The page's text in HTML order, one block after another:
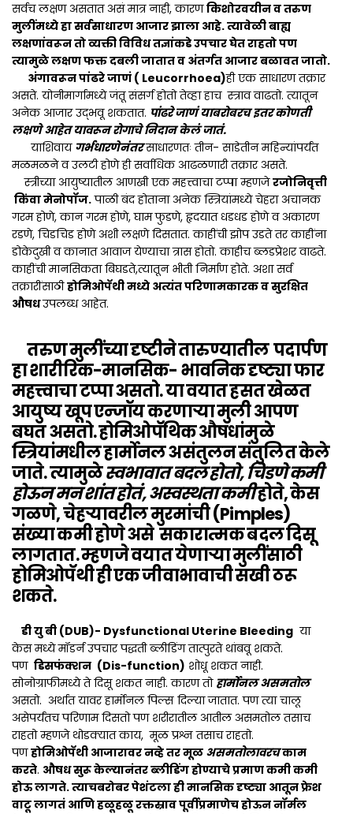
सर्वच लक्षण असतात असं मात्र नाही, कारणकिशोरवयीन व तरुण
मुलींमध्ये हा सर्वसाधारण आजार झाला आहे. त्यावेळी बाह्य
लक्षणांवरून तो व्यक्ती विविध तज्ञांकडे उपचार घेत राहतो पण
त्यामुळे लक्षण फक्त दबली जातात व अंतर्गत आजार बळावत जातो.
अंगावरून पांढरे जाणं ( Leucorrhoea)ही एक साधारण तक्रार
असते. योनीमार्गामध्ये जंतू संसर्ग होतो तेव्हा हाच स्त्राव वाढतो. त्यातून
अनेक आजार उद्भवू शकतात. पांढरे जाणं याबरोबरच इतर कोणती
लक्षणे आहेत यावरून रोगाचे निदान केलं जातं.
याशिवाय गर्भधारणेनंतर साधारणतः तीन- साडेतीन महिन्यांपर्यंत
मळमळने व उलटी होणे ही सर्वाधिक आढळणारी तक्रार असते.
स्त्रीच्या आयुष्यातील आणखी एक महत्त्वाचा टप्पा म्हणजेरजोनिवृत्ती
किंवा मेनोपॉज.पाळी बंद होताना अनेक स्त्रियांमध्ये चेहरा अचानक
गरम होणे, कान गरम होणे, घाम फुडणे, हृदयात धडधड होणे व अकारण
रडणे, चिडचिड होणे अशी लक्षणे दिसतात. काहींची झोप उडते तर काहींना
डोकेदुखी व कानात आवाज येण्याचा त्रास होतो. काहीच ब्लडप्रेशर वाढते.
काहींची मानसिकता बिघडते,त्यातून भीती निर्माण होते. अशा सर्व
तक्रारींसाठीहोमिओपॅथी मध्ये अत्यंत परिणामकारक व सुरक्षित
औषधउपलब्ध आहेत.
तरुण मुलींच्या दृष्टीने तारुण्यातील पदार्पण
हा शारीरिक-मानसिक- भावनिक दृष्ट्या फार
महत्त्वाचा टप्पा असतो. या वयात हसत खेळत
आयुष्य खूप एन्जॉय करणाऱ्या मुली आपण
बघत असतो. होमिओपॅथिक औषधांमुळे
स्त्रियांमधील हार्मोनल असंतुलन संतुलित केले
जाते. त्यामुळेस्वभावात बदल होतो, चिडणे कमी
होऊन मन शांत होतं, अस्वस्थता कमीहोते, केस
गळणे, चेहऱ्यावरील मुरमांची (Pimples)
संख्या कमी होणे असे सकारात्मक बदल दिसू
लागतात. म्हणजे वयात येणाऱ्या मुलींसाठी
होमिओपॅथी ही एक जीवाभावाची सखी ठरू
शकते.
डी यु बी (DUB)- Dysfunctional Uterine Bleeding या
केस मध्ये मॉडर्न उपचार पद्धती ब्लीडिंग तात्पुरते थांबवू शकते.
पण डिसफंक्शन (Dis-function) शोधू शकत नाही.
सोनोग्राफीमध्ये ते दिसू शकत नाही. कारण तो हार्मोनल असमतोल
असतो. अर्थात यावर हार्मोनल पिल्स दिल्या जातात. पण त्या चालू
असेपर्यंतच परिणाम दिसतो पण शरीरातील आतील असमतोल तसाच
राहतो म्हणजे थोडक्यात काय, मूळ प्रश्न तसाच राहतो.
पणहोमिओपॅथी आजारावर नव्हे तर मूळ असमतोलावरचकाम
करते. औषध सुरू केल्यानंतर ब्लीडिंग होण्याचे प्रमाण कमी कमी
होऊ लागते. त्याचबरोबर पेशंटला ही मानसिक दृष्ट्या आतून फ्रेश
वाटू लागतं आणि हळूहळू रक्तस्राव पूर्वीप्रमाणेच होऊन नॉर्मल